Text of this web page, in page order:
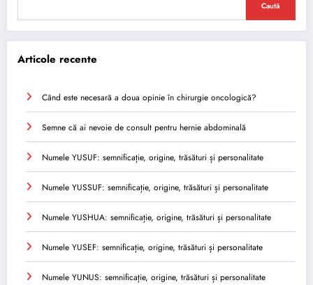
Caută
Articole recente
Când este necesară a doua opinie în chirurgie oncologică?
Semne că ai nevoie de consult pentru hernie abdominală
Numele YUSUF: semnificație, origine, trăsături și personalitate
Numele YUSSUF: semnificație, origine, trăsături și personalitate
Numele YUSHUA: semnificație, origine, trăsături și personalitate
Numele YUSEF: semnificație, origine, trăsături și personalitate
Numele YUNUS: semnificație, origine, trăsături și personalitate